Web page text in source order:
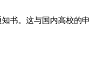
书。这与国内高校的申